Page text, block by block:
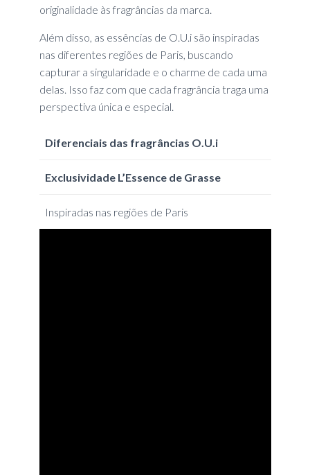
originalidade às fragrâncias da marca.
Além disso, as essências de O.U.i são inspiradas
nas diferentes regiões de Paris, buscando
capturar a singularidade e o charme de cada uma
delas. Isso faz com que cada fragrância traga uma
perspectiva única e especial.
Diferenciais das fragrâncias O.U.i
Exclusividade L’Essence de Grasse
Inspiradas nas regiões de Paris